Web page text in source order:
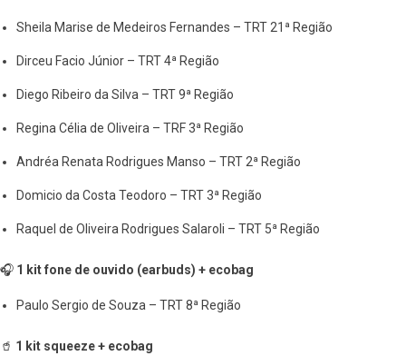
Sheila Marise de Medeiros Fernandes – TRT 21ª Região
Dirceu Facio Júnior – TRT 4ª Região
Diego Ribeiro da Silva – TRT 9ª Região
Regina Célia de Oliveira – TRF 3ª Região
Andréa Renata Rodrigues Manso – TRT 2ª Região
Domicio da Costa Teodoro – TRT 3ª Região
Raquel de Oliveira Rodrigues Salaroli – TRT 5ª Região
🎧 1 kit fone de ouvido (earbuds) + ecobag
Paulo Sergio de Souza – TRT 8ª Região
🥤 1 kit squeeze + ecobag